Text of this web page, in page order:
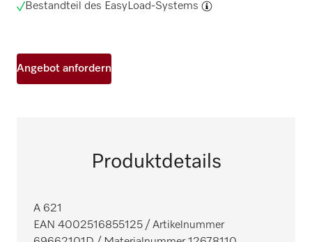
Bestandteil des EasyLoad-Systems
Angebot anfordern
Produktdetails
A 621
EAN 4002516855125 / Artikelnummer